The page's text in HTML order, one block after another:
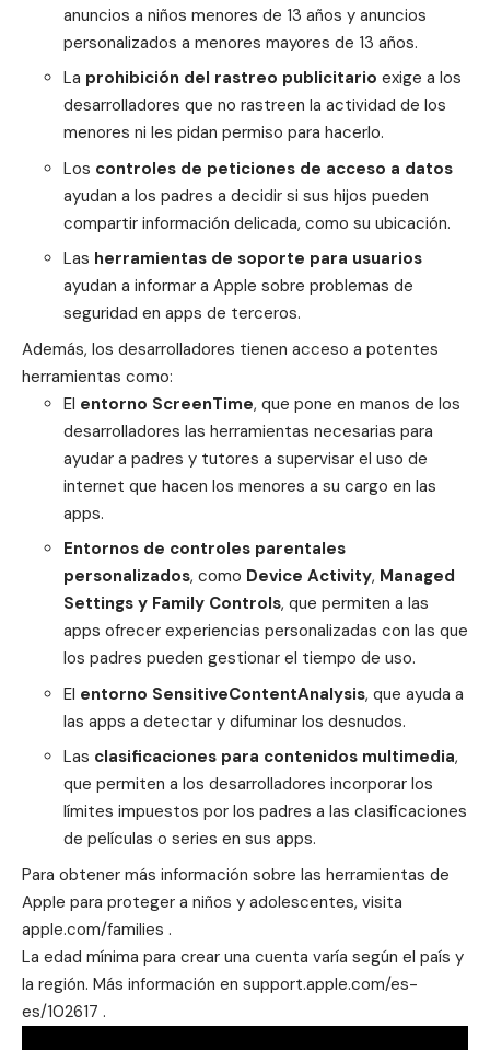
anuncios a niños menores de 13 años y anuncios
personalizados a menores mayores de 13 años.
La prohibición del rastreo publicitario exige a los
desarrolladores que no rastreen la actividad de los
menores ni les pidan permiso para hacerlo.
Los controles de peticiones de acceso a datos
ayudan a los padres a decidir si sus hijos pueden
compartir información delicada, como su ubicación.
Las herramientas de soporte para usuarios
ayudan a informar a Apple sobre problemas de
seguridad en apps de terceros.
Además, los desarrolladores tienen acceso a potentes
herramientas como:
El entorno ScreenTime, que pone en manos de los
desarrolladores las herramientas necesarias para
ayudar a padres y tutores a supervisar el uso de
internet que hacen los menores a su cargo en las
apps.
Entornos de controles parentales
personalizados, como Device Activity, Managed
Settings y Family Controls, que permiten a las
apps ofrecer experiencias personalizadas con las que
los padres pueden gestionar el tiempo de uso.
El entorno SensitiveContentAnalysis, que ayuda a
las apps a detectar y difuminar los desnudos.
Las clasificaciones para contenidos multimedia,
que permiten a los desarrolladores incorporar los
límites impuestos por los padres a las clasificaciones
de películas o series en sus apps.
Para obtener más información sobre las herramientas de
Apple para proteger a niños y adolescentes, visita
apple.com/families .
La edad mínima para crear una cuenta varía según el país y
la región. Más información en support.apple.com/es-
es/102617 .